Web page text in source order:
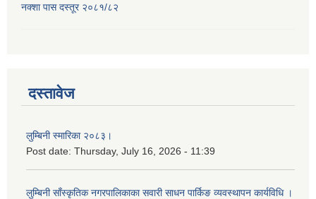
नक्शा पास दस्तूर २०८१/८२
दस्तावेज
लुम्बिनी स्मारिका २०८३।
Post date: Thursday, July 16, 2026 - 11:39
लुम्बिनी साँस्कृतिक नगरपालिकाका सवारी साधन पार्किङ व्यवस्थापन कार्यविधि ।